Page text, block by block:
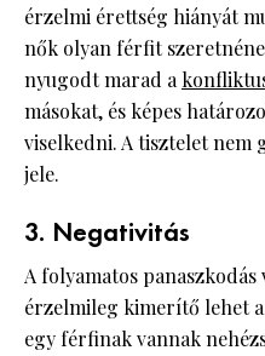
érzelmi érettség hiányát
nők olyan férfit
nyugodt marad a
másokat, és képes
viselkedni. A tisztelet nem
jele.
3. Negativitás
A folyamatos panaszkodás
érzelmileg kimerítő lehet a
egy férfinak vannak